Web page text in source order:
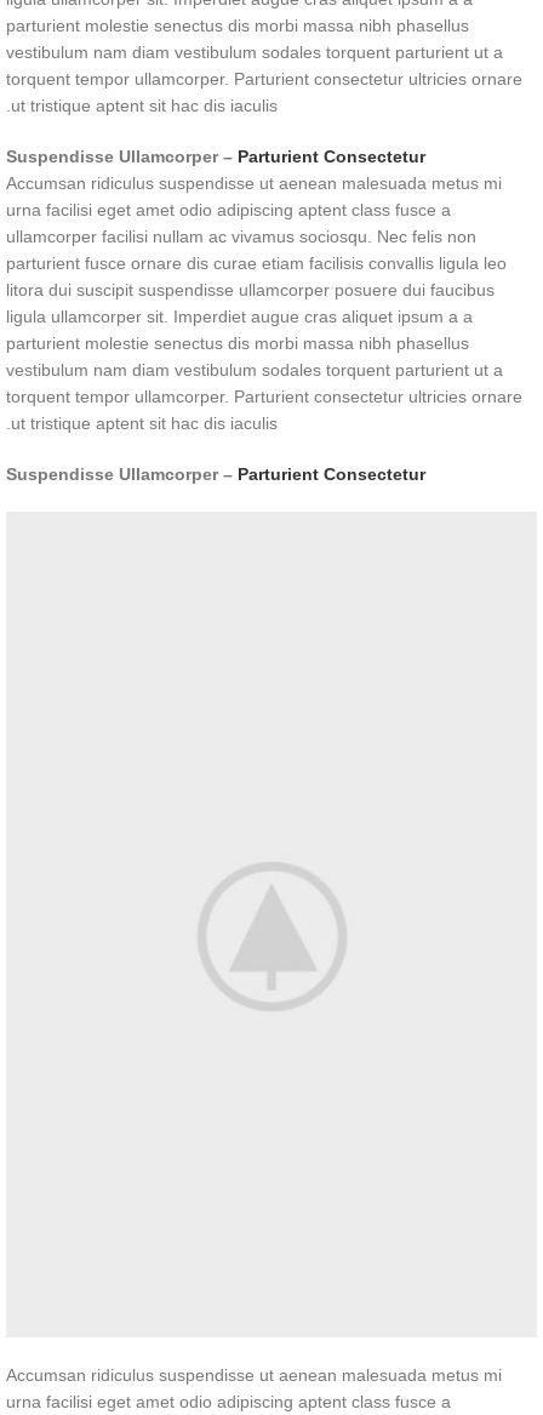
parturient molestie senectus dis morbi massa nibh phasellus
vestibulum nam diam vestibulum sodales torquent parturient ut a
torquent tempor ullamcorper. Parturient consectetur ultricies ornare
ut tristique aptent sit hac dis iaculis.
Suspendisse Ullamcorper – Parturient Consectetur
Accumsan ridiculus suspendisse ut aenean malesuada metus mi
urna facilisi eget amet odio adipiscing aptent class fusce a
ullamcorper facilisi nullam ac vivamus sociosqu. Nec felis non
parturient fusce ornare dis curae etiam facilisis convallis ligula leo
litora dui suscipit suspendisse ullamcorper posuere dui faucibus
ligula ullamcorper sit. Imperdiet augue cras aliquet ipsum a a
parturient molestie senectus dis morbi massa nibh phasellus
vestibulum nam diam vestibulum sodales torquent parturient ut a
torquent tempor ullamcorper. Parturient consectetur ultricies ornare
ut tristique aptent sit hac dis iaculis.
Suspendisse Ullamcorper – Parturient Consectetur
Accumsan ridiculus suspendisse ut aenean malesuada metus mi
urna facilisi eget amet odio adipiscing aptent class fusce a